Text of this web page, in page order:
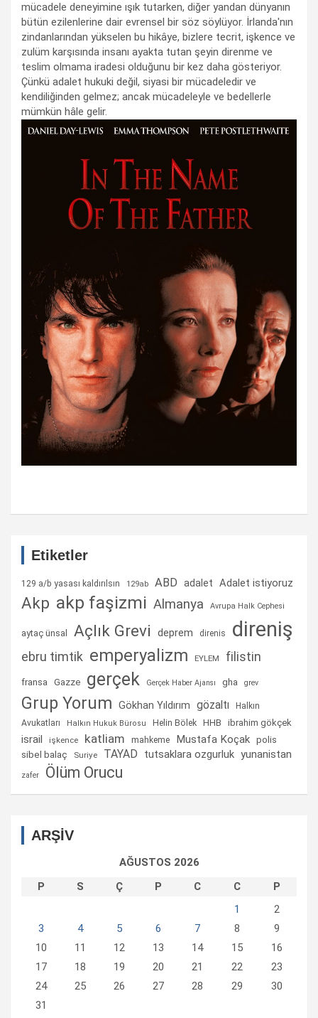
mücadele deneyimine ışık tutarken, diğer yandan dünyanın
bütün ezilenlerine dair evrensel bir söz söylüyor. İrlanda'nın
zindanlarından yükselen bu hikâye, bizlere tecrit, işkence ve
zulüm karşısında insanı ayakta tutan şeyin direnme ve
teslim olmama iradesi olduğunu bir kez daha gösteriyor.
Çünkü adalet hukuki değil, siyasi bir mücadeledir ve
kendiliğinden gelmez; ancak mücadeleyle ve bedellerle
mümkün hâle gelir.
Etiketler
129 a/b yasası kaldırılsın 129ab ABD adalet Adalet istiyoruz
Akp akp faşizmi Almanya Avrupa Halk Cephesi
aytaç ünsal Açlık Grevi deprem direnis direniş
ebru timtik emperyalizm EYLEM filistin
fransa Gazze gerçek Gerçek Haber Ajansı gha grev
Grup Yorum Gökhan Yıldırım gözaltı
Halkın
Avukatları
Halkın Hukuk Bürosu Helin Bölek HHB ibrahim gökçek
israil işkence katliam mahkeme Mustafa Koçak polis
sibel balaç Suriye TAYAD tutsaklara ozgurluk yunanistan
zafer Ölüm Orucu
ARŞİV
AĞUSTOS 2026
P
S Ç P C C
P
1
2
3
4 5 6 7 8
9
10
11 12 13 14 15
16
17
18 19 20 21 22
23
24
25 26 27 28 29
30
31